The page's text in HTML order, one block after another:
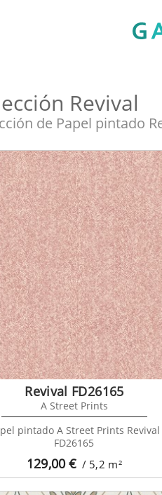
Revival
de Papel pintado
129,00€ / 5,2 m²
Revival FD26165
A Street Prints
pintado A Street Prints Revival
FD26165